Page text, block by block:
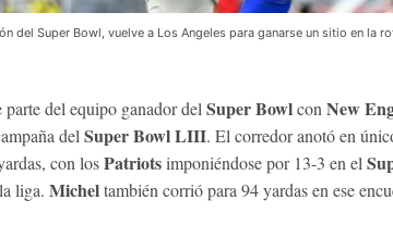
del Super Bowl, vuelve a Los Angeles para ganarse un sitio en la
parte del equipo ganador delSuper BowlconNew
delSuper Bowl LIII. El corredor anotó en
con losPatriotsimponiéndose por 13-3 en el
liga. Micheltambién corrió para 94 yardas en ese